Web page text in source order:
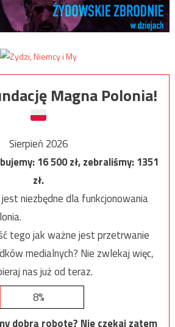
Magna Polonia!
Sierpień 2026
16 500zł, zebraliśmy:1351
zł.
niezbędne dla funkcjonowania
tego jak ważne jest przetrwanie
medialnych? Nie zwlekaj więc,
nas już od teraz.
8%
dobrą robotę? Nie czekaj zatem